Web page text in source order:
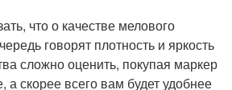
что о качестве мелового
говорят плотность и яркость
сложно оценить, покупая маркер
а скорее всего вам будет удобнее